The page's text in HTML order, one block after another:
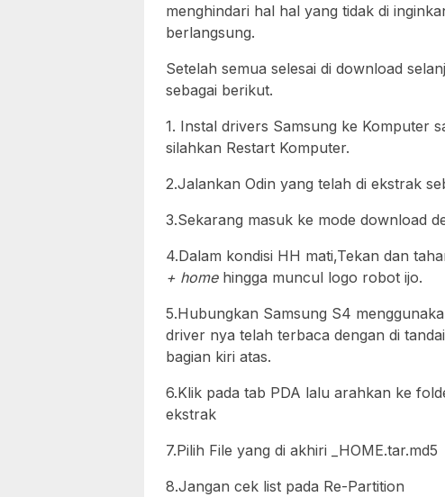
menghindari hal hal yang tidak di
berlangsung.
Setelah semua selesai di download
sebagai berikut.
1. Instal drivers Samsung ke Komputer
silahkan Restart Komputer.
2.Jalankan Odin yang telah di ekstrak
3.Sekarang masuk ke mode download
4.Dalam kondisi HH mati,Tekan dan
+ homehingga muncul logo robot ijo.
5.Hubungkan Samsung S4
driver nya telah terbaca dengan di
bagian kiri atas.
6.Klik pada tab PDA lalu arahkan ke
ekstrak
7.Pilih File yang di akhiri _HOME.tar.md5
8.Jangan cek list pada Re-Partition